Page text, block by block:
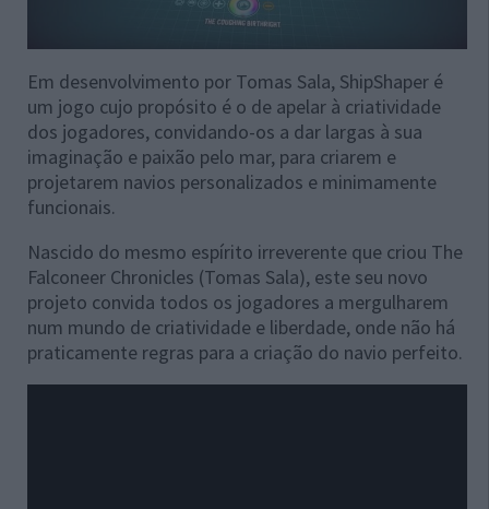
Em desenvolvimento por Tomas Sala, ShipShaper é
um jogo cujo propósito é o de apelar à criatividade
dos jogadores, convidando-os a dar largas à sua
imaginação e paixão pelo mar, para criarem e
projetarem navios personalizados e minimamente
funcionais.
Nascido do mesmo espírito irreverente que criou The
Falconeer Chronicles (Tomas Sala), este seu novo
projeto convida todos os jogadores a mergulharem
num mundo de criatividade e liberdade, onde não há
praticamente regras para a criação do navio perfeito.